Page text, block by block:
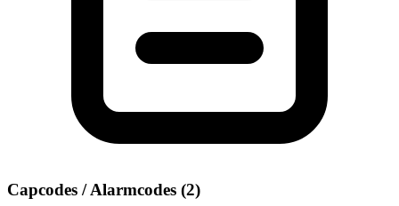
Capcodes / Alarmcodes (2)